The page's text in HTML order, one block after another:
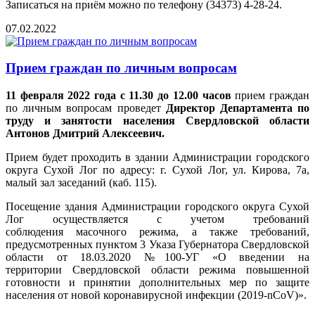
Записаться на приём можно по телефону (34373) 4-28-24.
07.02.2022
Прием граждан по личным вопросам
11 февраля 2022 года с 11.30 до 12.00 часовприем граждан
по личным вопросам проведет Директор Департамента по
труду и занятости населения Свердловской области
Антонов Дмитрий Алексеевич.
Прием будет проходить в здании Администрации городского
округа Сухой Лог по адресу: г. Сухой Лог, ул. Кирова, 7а,
малый зал заседаний (каб. 115).
Посещение здания Администрации городского округа Сухой
Лог осуществляется с учетом требований
соблюдения масочного режима, а также требований,
предусмотренных пунктом 3 Указа Губернатора Свердловской
области от 18.03.2020 №100-УГ «О введении на
территории Свердловской области режима повышенной
готовности и принятии дополнительных мер по защите
населения от новой коронавирусной инфекции (2019-nCoV)».